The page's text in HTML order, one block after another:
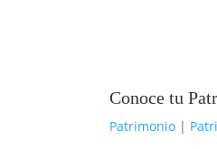
Conoce tu
Patrimonio|